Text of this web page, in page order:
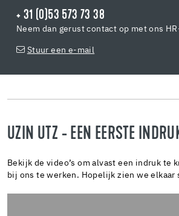
+ 31 (0)53 573 73 38
Neem dan gerust contact op met ons
Stuur een e-mail
UZIN UTZ - EEN EERSTE
Bekijk de video’s om alvast een indruk te
bij ons te werken. Hopelijk zien we elkaar